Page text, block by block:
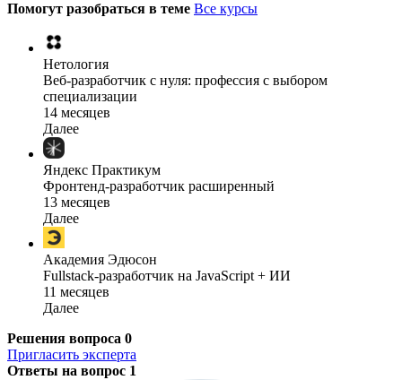
Помогут разобраться в теме Все курсы
Нетология
Веб-разработчик с нуля: профессия с выбором
специализации
14 месяцев
Далее
Яндекс Практикум
Фронтенд-разработчик расширенный
13 месяцев
Далее
Академия Эдюсон
Fullstack-разработчик на JavaScript + ИИ
11 месяцев
Далее
Решения вопроса 0
Пригласить эксперта
Ответы на вопрос 1